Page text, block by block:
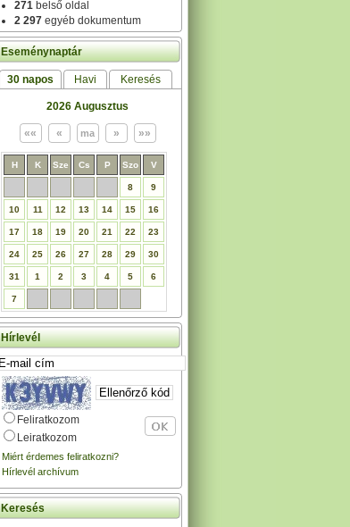
271 belső oldal
2 297 egyéb dokumentum
Eseménynaptár
30 napos Havi Keresés
2026 Augusztus
H K Sze Cs P Szo V
8 9
10 11 12 13 14 15 16
17 18 19 20 21 22 23
24 25 26 27 28 29 30
31 1 2 3 4 5 6
7
Hírlevél
Feliratkozom
Leiratkozom
Miért érdemes feliratkozni?
Hírlevél archívum
Keresés